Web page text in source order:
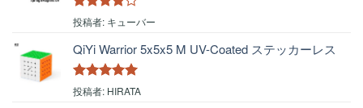
5段階中 4
投稿者: キューバー
QiYi Warrior 5x5x5 M UV-Coated ステッカーレス
5段階中5の
投稿者: HIRATA